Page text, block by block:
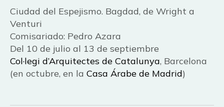
Ciudad del Espejismo. Bagdad, de Wright a
Venturi
Comisariado: Pedro Azara
Del 10 de julio al 13 de septiembre
Col·legi d’Arquitectes de Catalunya, Barcelona
(en octubre, en la Casa Árabe de Madrid)